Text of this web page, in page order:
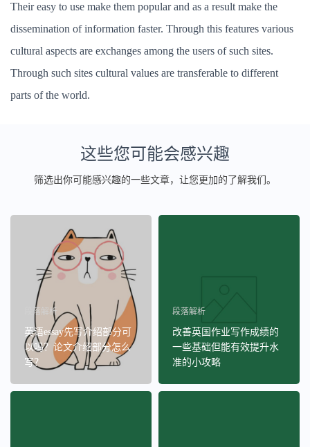
Their easy to use make them popular and as a result make the
dissemination of information faster. Through this features various
cultural aspects are exchanges among the users of such sites.
Through such sites cultural values are transferable to different
parts of the world.
这些您可能会感兴趣
筛选出你可能感兴趣的一些文章，让您更加的了解我们。
段落解析
英语essay先写介绍部分可
以吗？论文介绍部分怎么
写？
段落解析
改善英国作业写作成绩的
一些基础但能有效提升水
准的小攻略